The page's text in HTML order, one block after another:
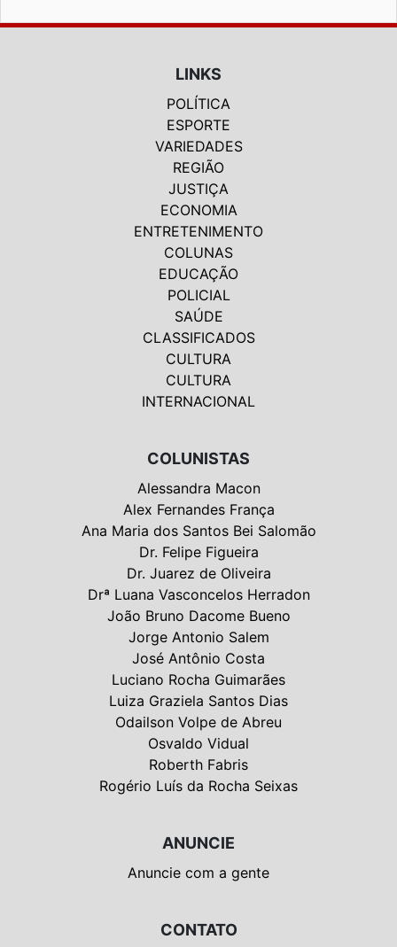
LINKS
POLÍTICA
ESPORTE
VARIEDADES
REGIÃO
JUSTIÇA
ECONOMIA
ENTRETENIMENTO
COLUNAS
EDUCAÇÃO
POLICIAL
SAÚDE
CLASSIFICADOS
CULTURA
CULTURA
INTERNACIONAL
COLUNISTAS
Alessandra Macon
Alex Fernandes França
Ana Maria dos Santos Bei Salomão
Dr. Felipe Figueira
Dr. Juarez de Oliveira
Drª Luana Vasconcelos Herradon
João Bruno Dacome Bueno
Jorge Antonio Salem
José Antônio Costa
Luciano Rocha Guimarães
Luiza Graziela Santos Dias
Odailson Volpe de Abreu
Osvaldo Vidual
Roberth Fabris
Rogério Luís da Rocha Seixas
ANUNCIE
Anuncie com a gente
CONTATO